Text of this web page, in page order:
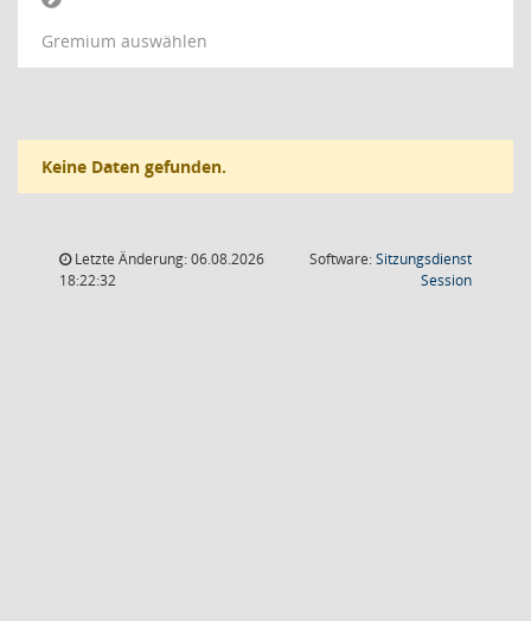
Gremium auswählen
Keine Daten gefunden.
Letzte Änderung: 06.08.2026
18:22:32
Software:Sitzungsdienst
Session(Wird in